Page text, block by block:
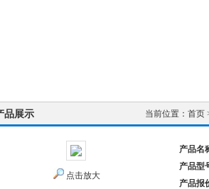
品展示 当前位置： 首页
点击放大
产品名
产品型
产品报